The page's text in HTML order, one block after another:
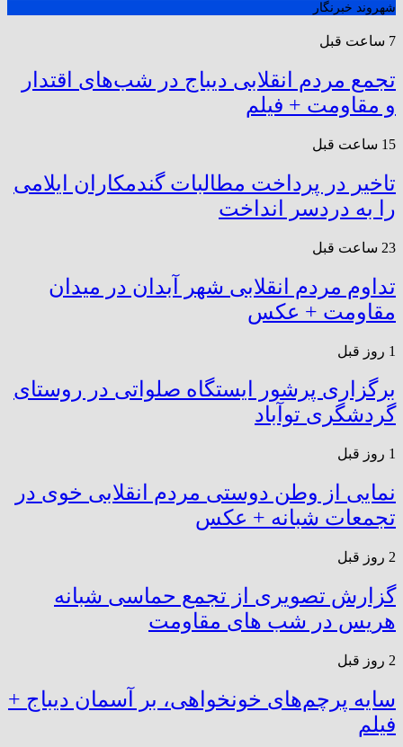
شهروند خبرنگار
7 ساعت قبل
تجمع مردم انقلابی دیباج در شب‌های اقتدار
و مقاومت + فیلم
15 ساعت قبل
تاخیر در پرداخت مطالبات گندمکاران ایلامی
را به دردسر انداخت
23 ساعت قبل
تداوم مردم انقلابی شهر آبدان در میدان
مقاومت + عکس
1 روز قبل
برگزاری پرشور ایستگاه صلواتی در روستای
گردشگری توآباد
1 روز قبل
نمایی از وطن دوستی مردم انقلابی خوی در
تجمعات شبانه + عکس
2 روز قبل
گزارش تصویری از تجمع حماسی شبانه
هریس در شب های مقاومت
2 روز قبل
سایه پرچم‌های خونخواهی، بر آسمان دیباج +
فیلم